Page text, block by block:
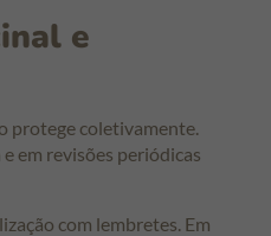
e
protege coletivamente.
em revisões periódicas
com lembretes. Em